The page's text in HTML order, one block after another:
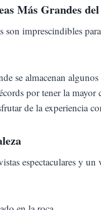
Más Grandes
son imprescindibles
se almacenan
por tener la
de la experiencia
espectaculares y un